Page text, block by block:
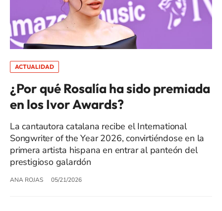
ACTUALIDAD
¿Por qué Rosalía ha sido premiada
en los Ivor Awards?
La cantautora catalana recibe el International
Songwriter of the Year 2026, convirtiéndose en la
primera artista hispana en entrar al panteón del
prestigioso galardón
ANA ROJAS 05/21/2026